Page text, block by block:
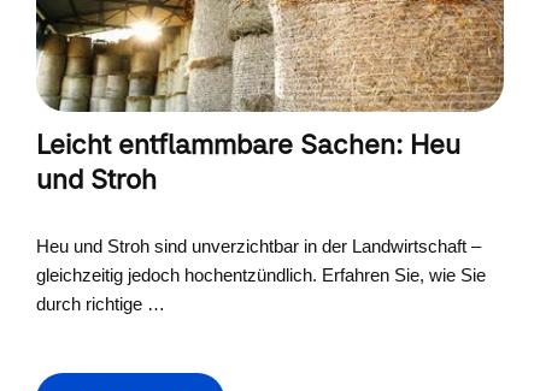
Leicht entflammbare Sachen: Heu
und Stroh
Heu und Stroh sind unverzichtbar in der Landwirtschaft –
gleichzeitig jedoch hochentzündlich. Erfahren Sie, wie Sie
durch richtige …